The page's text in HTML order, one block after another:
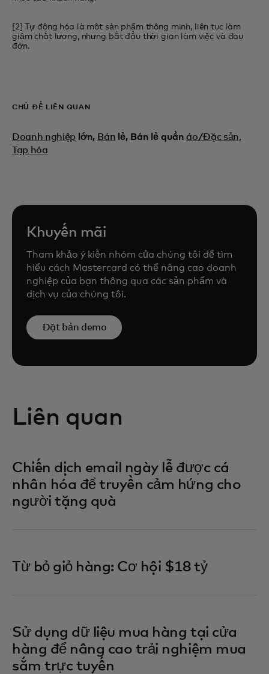
[2] Tự động hóa là một sản phẩm thông minh, liên tục làm
giảm chất lượng, nhưng bắt đầu thời gian làm việc và đau
đớn.
CHỦ ĐỀ LIÊN QUAN
Doanh nghiệp lớn, Bán lẻ, Bán lẻ quần áo/Đặc sản,
Tạp hóa
Khuyến mãi
Tham khảo ý kiến nhóm của chúng tôi để tìm
hiểu cách Mastercard có thể nâng cao doanh
nghiệp của bạn thông qua các sản phẩm và
dịch vụ của chúng tôi.
Đặt bản demo
Liên quan
Chiến dịch email ngày lễ được cá
nhân hóa để truyền cảm hứng cho
người tặng quà
Từ bỏ giỏ hàng: Cơ hội $18 tỷ
Sử dụng dữ liệu mua hàng tại cửa
hàng để nâng cao trải nghiệm mua
sắm trực tuyến